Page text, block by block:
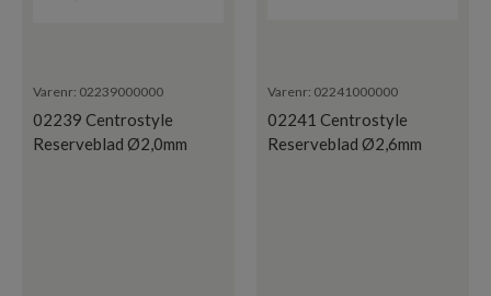
Varenr: 02239000000
02239 Centrostyle
Reserveblad Ø2,0mm
Varenr: 02241000000
02241 Centrostyle
Reserveblad Ø2,6mm